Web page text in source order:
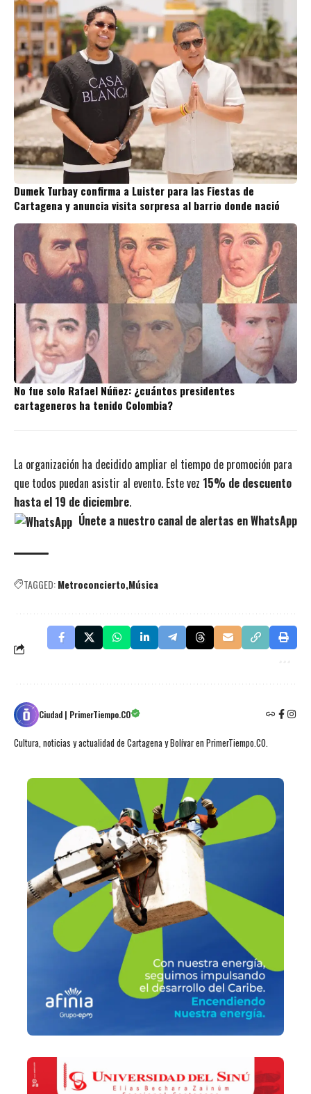
Dumek Turbay confirma a Luister para las Fiestas de
Cartagena y anuncia visita sorpresa al barrio donde nació
No fue solo Rafael Núñez: ¿cuántos presidentes
cartageneros ha tenido Colombia?
La organización ha decidido ampliar el tiempo de promoción para
que todos puedan asistir al evento. Este vez 15% de descuento
hasta el 19 de diciembre.
Únete a nuestro canal de alertas en WhatsApp
TAGGED:Metroconcierto Música
Ciudad | PrimerTiempo.CO
Cultura, noticias y actualidad de Cartagena y Bolívar en PrimerTiempo.CO.